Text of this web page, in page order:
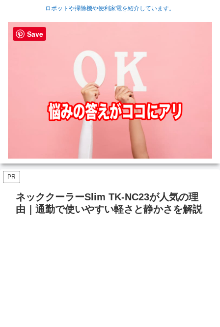
ロボットや掃除機や便利家電を紹介しています。
PR
ネッククーラーSlim TK-NC23が人気の理
由｜通勤で使いやすい軽さと静かさを解説
Save